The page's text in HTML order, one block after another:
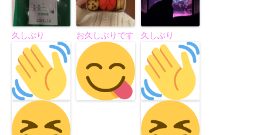
久しぶり お久しぶりです 久しぶり